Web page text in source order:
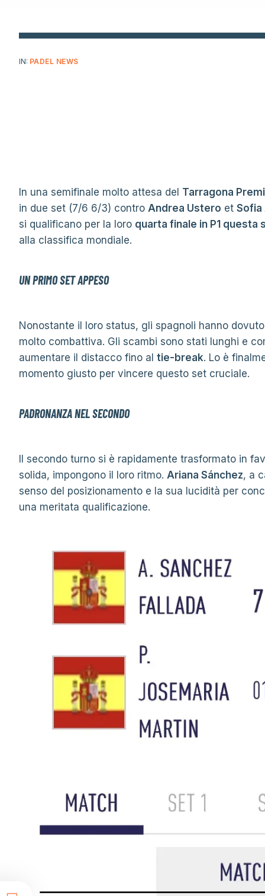
IN: PADEL NEWS
In una semifinale molto attesa del Tarragona
in due set (7/6 6/3) contro Andrea Ustero et Sofia
si qualificano per la loro quarta finale in P1 questa
alla classifica mondiale.
UN PRIMO SET APPESO
Nonostante il loro status, gli spagnoli hanno
molto combattiva. Gli scambi sono stati lunghi e
aumentare il distacco fino al tie-break. Lo è
momento giusto per vincere questo set cruciale.
PADRONANZA NEL SECONDO
Il secondo turno si è rapidamente trasformato in
solida, impongono il loro ritmo. Ariana Sánchez, a
senso del posizionamento e la sua lucidità per
una meritata qualificazione.